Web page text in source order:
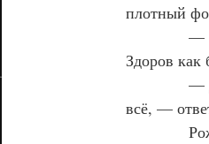
плотный
—
Здоров
—
всё, —